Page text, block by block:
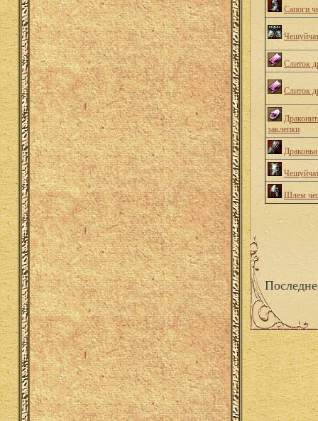
Сапоги
Слиток
Слиток
заклепки
Шлем